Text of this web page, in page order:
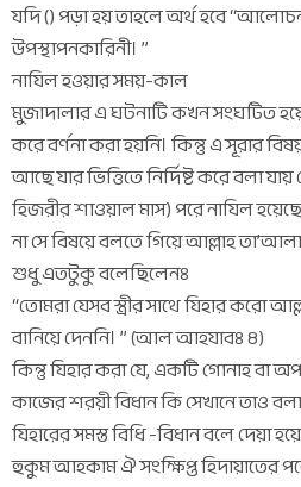
যদি () পড়া হয় তাহলে অর্থ হবে
উপস্থাপনকারিনী। ”
নাযিল হওয়ার সময়-কাল
মুজাদালার এ ঘটনাটি কখন সংঘটিত
করে বর্ণনা করা হয়নি। কিন্তু এ সূরার
আছে যার ভিত্তিতে নির্দিষ্ট করে বলা
হিজরীর শাওয়াল মাস) পরে নাযিল
না সে বিষয়ে বলতে গিয়ে আল্লাহ
শুধু এতটুকু বলেছিলেনঃ
“তোমরা যেসব স্ত্রীর সাথে যিহার করো
বানিয়ে দেননি। ” (আল আহযাবঃ ৪)
কিন্তু যিহার করা যে, একটি গোনাহ বা
কাজের শরয়ী বিধান কি সেখানে তাও
যিহারের সমস্ত বিধি -বিধান বলে দেয়া
হুকুম আহকাম ঐ সংক্ষিপ্ত হিদায়াতের